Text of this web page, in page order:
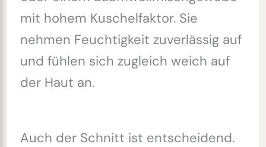
mit hohem Kuschelfaktor. Sie
nehmen Feuchtigkeit zuverlässig auf
und fühlen sich zugleich weich auf
der Haut an.
Auch der Schnitt ist entscheidend.